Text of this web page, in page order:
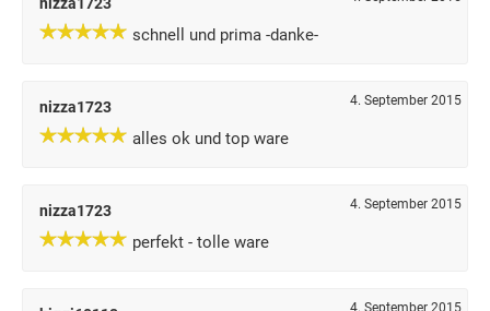
schnell und prima -danke-
nizza1723 4. September 2015
alles ok und top ware
nizza1723 4. September 2015
perfekt - tolle ware
4. September 2015